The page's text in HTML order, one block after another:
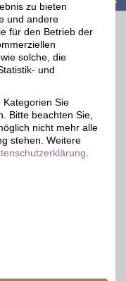
aus aller
Sie sich
sparen Sie
mit BSW-
Partnerprofil
zu bieten
und andere
für den Betrieb der
solche, die
und
Kategorien Sie
Bitte beachten Sie,
nicht mehr alle
stehen. Weitere